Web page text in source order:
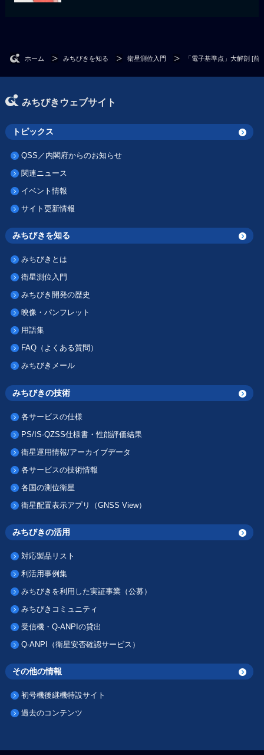
ホーム みちびきを知る 衛星測位入門 「電子基準点」大解剖 [前
みちびきウェブサイト
トピックス
QSS／内閣府からのお知らせ
関連ニュース
イベント情報
サイト更新情報
みちびきを知る
みちびきとは
衛星測位入門
みちびき開発の歴史
映像・パンフレット
用語集
FAQ（よくある質問）
みちびきメール
みちびきの技術
各サービスの仕様
PS/IS-QZSS仕様書・性能評価結果
衛星運用情報/アーカイブデータ
各サービスの技術情報
各国の測位衛星
衛星配置表示アプリ（GNSS View）
みちびきの活用
対応製品リスト
利活用事例集
みちびきを利用した実証事業（公募）
みちびきコミュニティ
受信機・Q-ANPIの貸出
Q-ANPI（衛星安否確認サービス）
その他の情報
初号機後継機特設サイト
過去のコンテンツ